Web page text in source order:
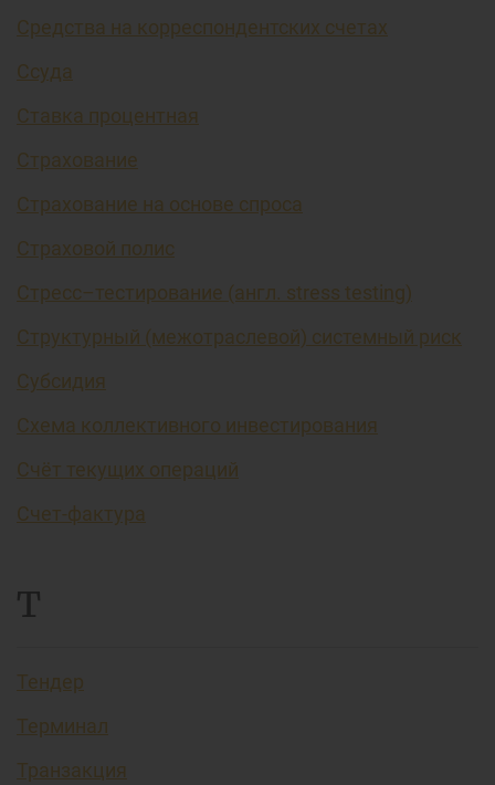
Средства на корреспондентских счетах
Ссуда
Ставка процентная
Страхование
Страхование на основе спроса
Страховой полис
Стресс–тестирование (англ. stress testing)
Структурный (межотраслевой) системный риск
Субсидия
Схема коллективного инвестирования
Счёт текущих операций
Счет-фактура
Т
Тендер
Терминал
Транзакция